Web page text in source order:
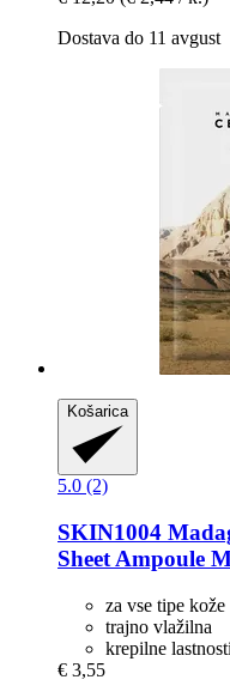
Dostava do 11 avgust
Košarica
5.0 (2)
SKIN1004
Sheet Ampoule
za vse tipe kože
trajno vlažilna
krepilne lastnosti
€ 3,55